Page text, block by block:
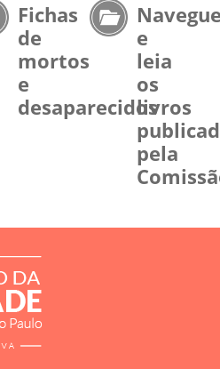
Fichas
de
mortos
e
desaparecidos
e
leia
os
livros
pela